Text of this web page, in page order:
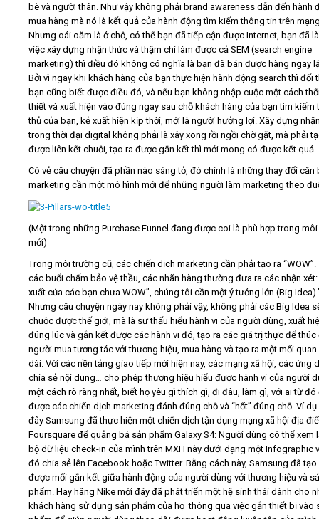
bè và người thân. Như vậy không phải brand awareness dẫn đến hành
mua hàng mà nó là kết quả của hành động tìm kiếm thông tin trên
Nhưng oái oăm là ở chỗ, có thể bạn đã tiếp cận được Internet, bạn đã
việc xây dựng nhận thức và thậm chí làm được cả SEM (search engine
marketing) thì điều đó không có nghĩa là bạn đã bán được hàng ngay
Bởi vì ngay khi khách hàng của bạn thực hiện hành động search thì đối
bạn cũng biết được điều đó, và nếu bạn không nhập cuộc một cách
thiết và xuất hiện vào đúng ngay sau chỗ khách hàng của bạn tìm kiếm
thủ của bạn, kẻ xuất hiện kịp thời, mới là người hưởng lợi. Xây dựng
trong thời đại digital không phải là xây xong rồi ngồi chờ gặt, mà phải
được liên kết chuỗi, tạo ra được gắn kết thì mới mong có được kết quả.
Có vẻ câu chuyện đã phần nào sáng tỏ, đó chính là những thay đổi căn
marketing cần một mô hình mới để những người làm marketing theo
(Một trong những Purchase Funnel đang được coi là phù hợp trong
mới)
Trong môi trường cũ, các chiến dịch marketing cần phải tạo ra “WOW”.
các buổi chấm bảo vệ thầu, các nhãn hàng thường đưa ra các nhận xét:
xuất của các bạn chưa WOW”, chúng tôi cần một ý tưởng lớn (Big
Nhưng câu chuyện ngày nay không phải vậy, không phải các Big Idea
chuộc được thế giới, mà là sự thấu hiểu hành vi của người dùng, xuất
đúng lúc và gắn kết được các hành vi đó, tạo ra các giá trị thực để thúc
người mua tương tác với thương hiệu, mua hàng và tạo ra một mối quan
dài. Với các nền tảng giao tiếp mới hiện nay, các mạng xã hội, các ứng
chia sẻ nội dung… cho phép thương hiệu hiểu được hành vi của người
một cách rõ ràng nhất, biết họ yêu gì thích gì, đi đâu, làm gì, với ai từ đó
được các chiến dịch marketing đánh đúng chỗ và “hốt” đúng chỗ. Ví dụ
đây Samsung đã thực hiện một chiến dịch tận dụng mạng xã hội địa
Foursquare để quảng bá sản phẩm Galaxy S4: Người dùng có thể xem
bộ dữ liệu check-in của mình trên MXH này dưới dạng một Infographic
đó chia sẻ lên Facebook hoặc Twitter. Bằng cách này, Samsung đã tạo
được mối gắn kết giữa hành động của người dùng với thương hiệu và
phẩm. Hay hãng Nike mới đây đã phát triển một hệ sinh thái dành cho
khách hàng sử dụng sản phẩm của họ thông qua việc gắn thiết bị vào